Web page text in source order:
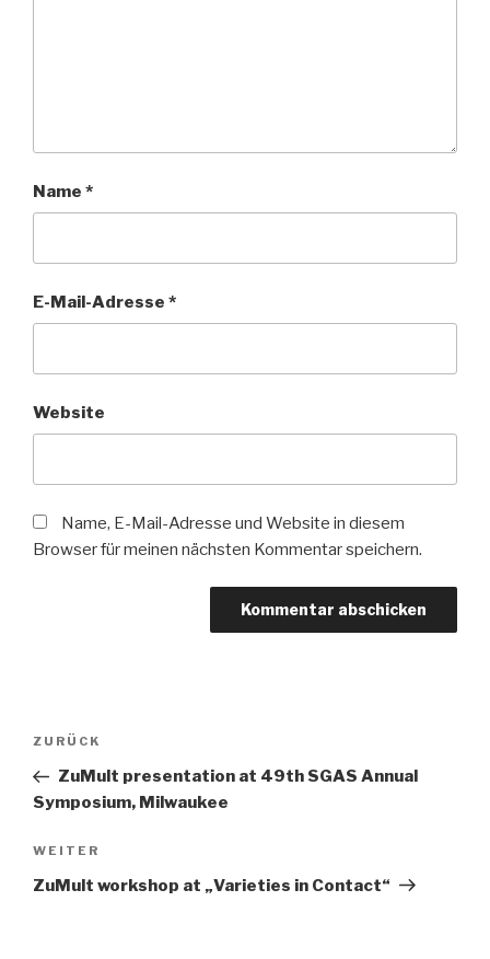
Name *
E-Mail-Adresse *
Website
Name, E-Mail-Adresse und Website in diesem
Browser für meinen nächsten Kommentar speichern.
Beitragsnavigation
Vorheriger
Beitrag
ZURÜCK
ZuMult presentation at 49th SGAS Annual
Symposium, Milwaukee
Nächster
Beitrag
WEITER
ZuMult workshop at „Varieties in Contact“